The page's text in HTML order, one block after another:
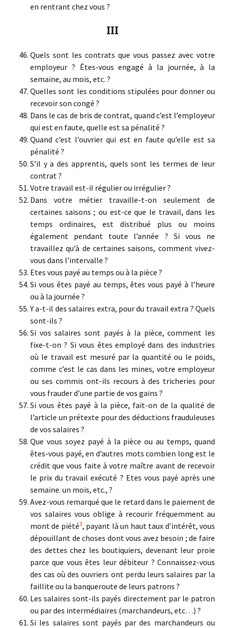
en rentrant chez vous ?
III
Quels sont les contrats que vous passez avec votre
employeur ? Êtes-vous engagé à la journée, à la
semaine, au mois, etc. ?
Quelles sont les conditions stipulées pour donner ou
recevoir son congé ?
Dans le cas de bris de contrat, quand c’est l’employeur
qui est en faute, quelle est sa pénalité ?
Quand c’est l’ouvrier qui est en faute qu’elle est sa
pénalité ?
S’il y a des apprentis, quels sont les termes de leur
contrat ?
Votre travail est-il régulier ou irrégulier ?
Dans votre métier travaille-t-on seulement de
certaines saisons ; ou est-ce que le travail, dans les
temps ordinaires, est distribué plus ou moins
également pendant toute l’année ? Si vous ne
travaillez qu’à de certaines saisons, comment vivez-
vous dans l’intervalle ?
Etes vous payé au temps ou à la pièce ?
Si vous êtes payé au temps, êtes vous payé à l’heure
ou à la journée ?
Y a-t-il des salaires extra, pour du travail extra ? Quels
sont-ils ?
Si vos salaires sont payés à la pièce, comment les
fixe-t-on ? Si vous êtes employé dans des industries
où le travail est mesuré par la quantité ou le poids,
comme c’est le cas dans les mines, votre employeur
ou ses commis ont-ils recours à des tricheries pour
vous frauder d’une partie de vos gains ?
Si vous êtes payé à la pièce, fait-on de la qualité de
l’article un prétexte pour des déductions frauduleuses
de vos salaires ?
Que vous soyez payé à la pièce ou au temps, quand
êtes-vous payé, en d’autres mots combien long est le
crédit que vous faite à votre maître avant de recevoir
le prix du travail exécuté ? Etes vous payé après une
semaine. un mois, etc., ?
Avez-vous remarqué que le retard dans le paiement de
vos salaires vous oblige à recourir fréquemment au
mont de piété3, payant là un haut taux d’intérêt, vous
dépouillant de choses dont vous avez besoin ; de faire
des dettes chez les boutiquiers, devenant leur proie
parce que vous êtes leur débiteur ? Connaissez-vous
des cas où des ouvriers ont perdu leurs salaires par la
faillite ou la banqueroute de leurs patrons ?
Les salaires sont-ils payés directement par le patron
ou par des intermédiaires (marchandeurs, etc…) ?
Si les salaires sont payés par des marchandeurs ou